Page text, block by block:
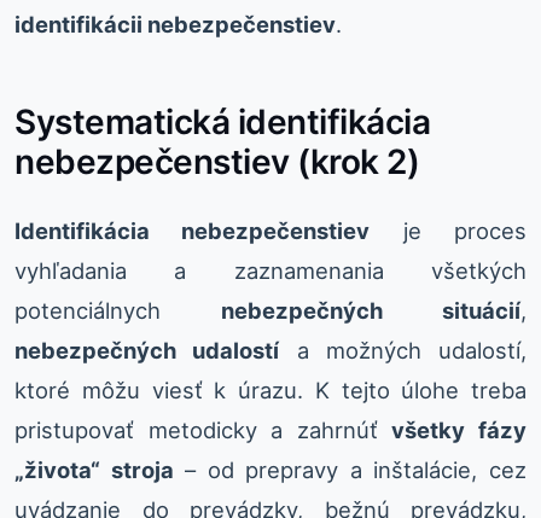
identifikácii nebezpečenstiev.
Systematická identifikácia
nebezpečenstiev (krok 2)
Identifikácia nebezpečenstiev je proces
vyhľadania a zaznamenania všetkých
potenciálnych nebezpečných situácií,
nebezpečných udalostí a možných udalostí,
ktoré môžu viesť k úrazu. K tejto úlohe treba
pristupovať metodicky a zahrnúťvšetky fázy
„života“ stroja – od prepravy a inštalácie, cez
uvádzanie do prevádzky, bežnú prevádzku,